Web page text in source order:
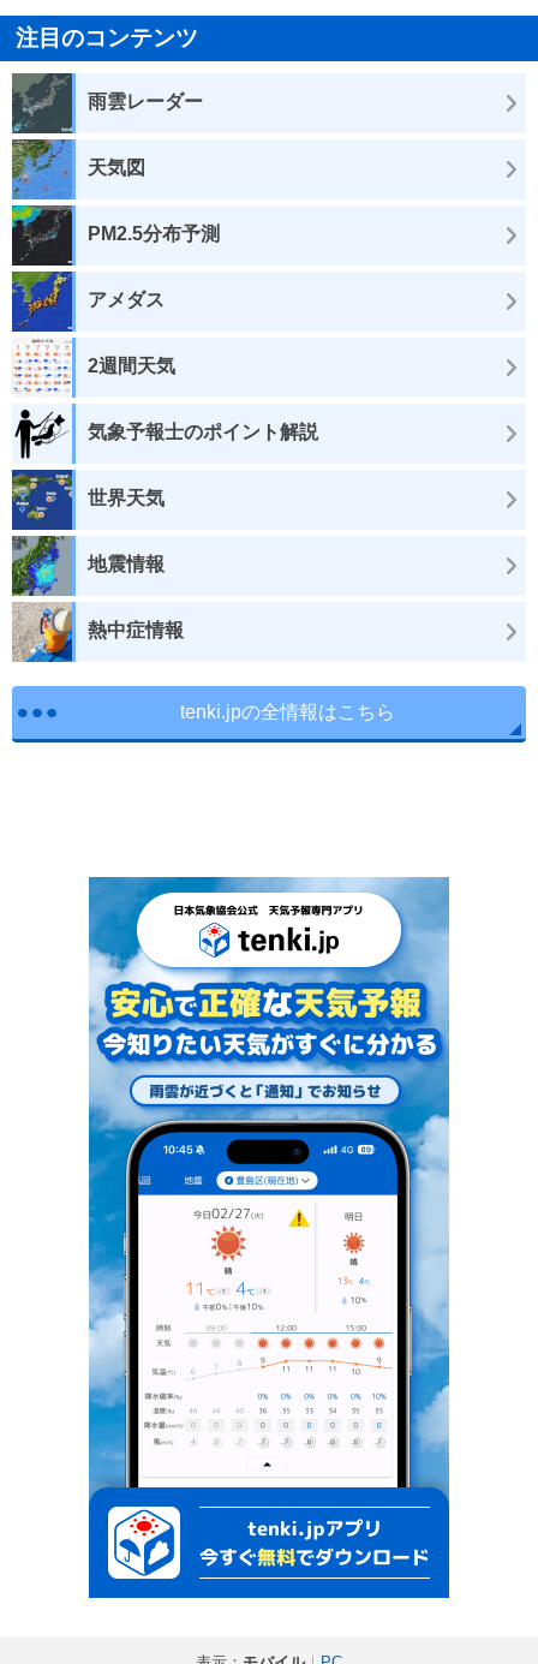
注目のコンテンツ
雨雲レーダー
天気図
PM2.5分布予測
アメダス
2週間天気
気象予報士のポイント解説
世界天気
地震情報
熱中症情報
tenki.jpの全情報はこちら